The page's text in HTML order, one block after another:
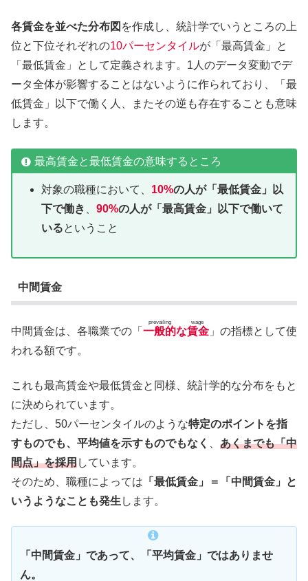
各賃金を並べた分布図 を作成し、統計学でいうところの上
位と下位それぞれの10パーセンタイルが「最高賃金」と
「最低賃金」として定義されます。1人のデータ変動でデ
ータ全体が影響することはないように作られており、「最
低賃金」以下で働く人、またその逆も存在することも意味
します。
最高賃金と最低賃金の意味するところ
対象の職種において、 10%の人が「最低賃金」以
下で働き
90%の人が「最高賃金」以下で働いて
いるということ
中間賃金
中間賃金は、各職業での「 一般的な賃金
prevailing wage
」の指標として使
われる額です。
これも最高賃金や最低賃金と同様、統計学的な分布をもと
に決められています。
ただし、50パーセンタイルのような特定のポイントを指
すものでも、平均値を示すものでもなく
あくまでも「中
間点」を採用しています。
そのため、職種によっては 「最低賃金」＝「中間賃金」と
いうようなことも発生 します。
「中間賃金」であって、「平均賃金」ではありませ
ん。